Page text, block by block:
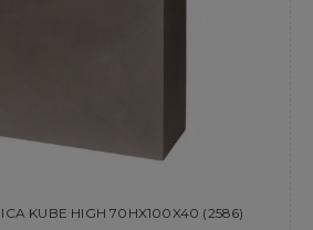
KUBE HIGH 70HX100X40 (2586)